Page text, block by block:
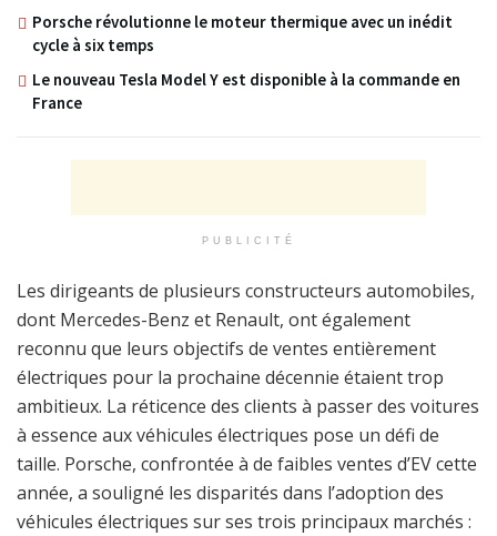
Porsche révolutionne le moteur thermique avec un inédit
cycle à six temps
Le nouveau Tesla Model Y est disponible à la commande en
France
PUBLICITÉ
Les dirigeants de plusieurs constructeurs automobiles,
dont Mercedes-Benz et Renault, ont également
reconnu que leurs objectifs de ventes entièrement
électriques pour la prochaine décennie étaient trop
ambitieux. La réticence des clients à passer des voitures
à essence aux véhicules électriques pose un défi de
taille. Porsche, confrontée à de faibles ventes d’EV cette
année, a souligné les disparités dans l’adoption des
véhicules électriques sur ses trois principaux marchés :